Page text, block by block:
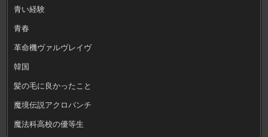
青い経験
青春
革命機ヴァルヴレイヴ
韓国
髪の毛に良かったこと
魔境伝説アクロバンチ
魔法科高校の優等生